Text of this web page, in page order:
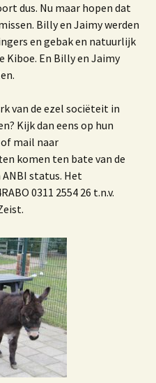
dus. Nu maar hopen dat
Billy en Jaimy werden
en gebak en natuurlijk
Kiboe. En Billy en Jaimy
van de ezel sociëteit in
Kijk dan eens op hun
of mail naar
komen ten bate van de
status. Het
0311 2554 26 t.n.v.